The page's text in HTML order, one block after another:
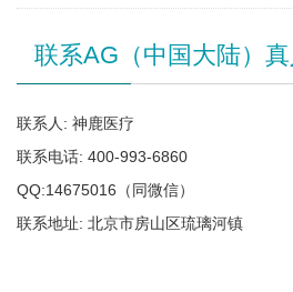
联系AG（中国大陆）
联系人: 神鹿医疗
联系电话: 400-993-6860
QQ:14675016（同微信）
联系地址: 北京市房山区琉璃河镇